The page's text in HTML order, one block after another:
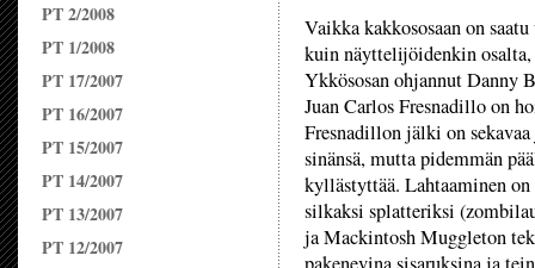
PT 2/2008
PT 1/2008
PT 17/2007
PT 16/2007
PT 15/2007
PT 14/2007
PT 13/2007
PT 12/2007
Vaikka kakkososaan on
kuin näyttelijöidenkin
Ykkösosan ohjannut Danny
Juan Carlos Fresnadillo on
Fresnadillon jälki on
sinänsä, mutta pidemmän
kyllästyttää. Lahtaaminen
silkaksi splatteriksi
ja Mackintosh Muggleton